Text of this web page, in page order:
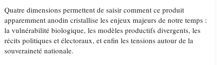
Quatre dimensions permettent de saisir comment ce produit
apparemment anodin cristallise les enjeux majeurs de notre temps :
la vulnérabilité biologique, les modèles productifs divergents, les
récits politiques et électoraux, et enfin les tensions autour de la
souveraineté nationale.